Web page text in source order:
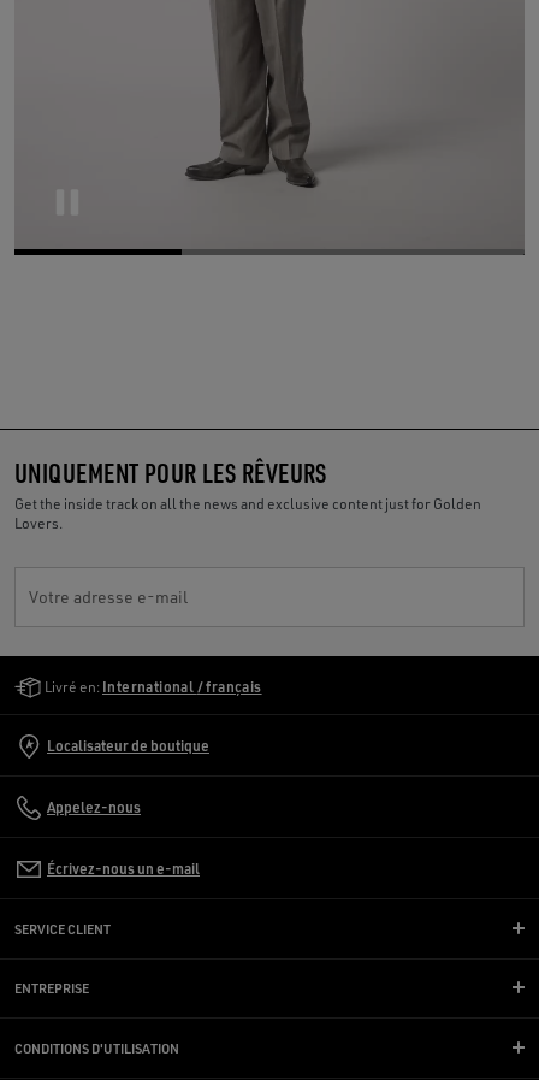
UNIQUEMENT POUR LES RÊVEURS
Get the inside track on all the news and exclusive content just for Golden
Lovers.
Votre adresse e-mail
Livré en: International / français
Localisateur de boutique
Appelez-nous
Écrivez-nous un e-mail
SERVICE CLIENT
ENTREPRISE
CONDITIONS D'UTILISATION